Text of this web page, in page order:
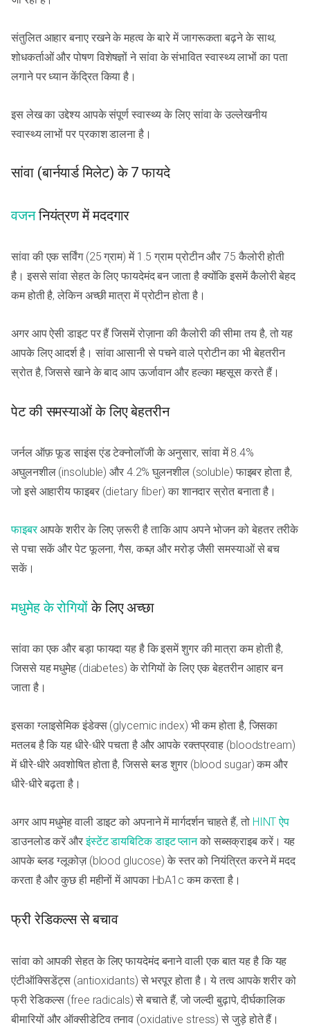
संतुलित आहार बनाए रखने के महत्व के बारे में जागरूकता बढ़ने के साथ,
शोधकर्ताओं और पोषण विशेषज्ञों ने सांवा के संभावित स्वास्थ्य लाभों का पता
लगाने पर ध्यान केंद्रित किया है।
इस लेख का उद्देश्य आपके संपूर्ण स्वास्थ्य के लिए सांवा के उल्लेखनीय
स्वास्थ्य लाभों पर प्रकाश डालना है।
सांवा (बार्नयार्ड मिलेट) के 7 फायदे
वजननियंत्रण में मददगार
सांवा की एक सर्विंग (25 ग्राम) में 1.5 ग्राम प्रोटीन और 75 कैलोरी होती
है। इससे सांवा सेहत के लिए फायदेमंद बन जाता है क्योंकि इसमें कैलोरी बेहद
कम होती है, लेकिन अच्छी मात्रा में प्रोटीन होता है।
अगर आप ऐसी डाइट पर हैं जिसमें रोज़ाना की कैलोरी की सीमा तय है, तो यह
आपके लिए आदर्श है। सांवा आसानी से पचने वाले प्रोटीन का भी बेहतरीन
स्रोत है, जिससे खाने के बाद आप ऊर्जावान और हल्का महसूस करते हैं।
पेट की समस्याओं के लिए बेहतरीन
जर्नल ऑफ़ फूड साइंस एंड टेक्नोलॉजी के अनुसार, सांवा में 8.4%
अघुलनशील (insoluble) और 4.2% घुलनशील (soluble) फाइबर होता है,
जो इसे आहारीय फाइबर (dietary fiber) का शानदार स्रोत बनाता है।
फाइबरआपके शरीर के लिए ज़रूरी है ताकि आप अपने भोजन को बेहतर तरीके
से पचा सकें और पेट फूलना, गैस, कब्ज़ और मरोड़ जैसी समस्याओं से बच
सकें।
मधुमेह के रोगियोंके लिए अच्छा
सांवा का एक और बड़ा फायदा यह है कि इसमें शुगर की मात्रा कम होती है,
जिससे यह मधुमेह (diabetes) के रोगियों के लिए एक बेहतरीन आहार बन
जाता है।
इसका ग्लाइसेमिक इंडेक्स (glycemic index) भी कम होता है, जिसका
मतलब है कि यह धीरे-धीरे पचता है और आपके रक्तप्रवाह (bloodstream)
में धीरे-धीरे अवशोषित होता है, जिससे ब्लड शुगर (blood sugar) कम और
धीरे-धीरे बढ़ता है।
अगर आप मधुमेह वाली डाइट को अपनाने में मार्गदर्शन चाहते हैं, तो HINT ऐप
डाउनलोड करें औरइंस्टेंट डायबिटिक डाइट प्लानको सब्सक्राइब करें। यह
आपके ब्लड ग्लूकोज़ (blood glucose) के स्तर को नियंत्रित करने में मदद
करता है और कुछ ही महीनों में आपका HbA1c कम करता है।
फ्री रेडिकल्स से बचाव
सांवा को आपकी सेहत के लिए फायदेमंद बनाने वाली एक बात यह है कि यह
एंटीऑक्सिडेंट्स (antioxidants) से भरपूर होता है। ये तत्व आपके शरीर को
फ्री रेडिकल्स (free radicals) से बचाते हैं, जो जल्दी बुढ़ापे, दीर्घकालिक
बीमारियों और ऑक्सीडेटिव तनाव (oxidative stress) से जुड़े होते हैं।